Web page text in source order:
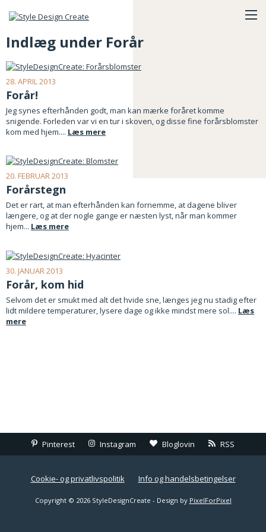
Indlæg under Forår
28. APRIL 2013
Forår!
Jeg synes efterhånden godt, man kan mærke foråret komme
snigende. Forleden var vi en tur i skoven, og disse fine forårsblomster
kom med hjem.... Læs mere
20. FEBRUAR 2013
Forårstegn
Det er rart, at man efterhånden kan fornemme, at dagene bliver
længere, og at der nogle gange er næsten lyst, når man kommer
hjem... Læs mere
30. JANUAR 2013
Forår, kom hid
Selvom det er smukt med alt det hvide sne, længes jeg nu stadig efter
lidt mildere temperaturer, lysere dage og ikke mindst mere sol.... Læs
mere
Pinterest Instagram Bloglovin RSS
Cookie- og privatlivspolitik Info og handelsbetingelser
Copyright © 2026 StyleDesignCreate - Design by PixelForPixel